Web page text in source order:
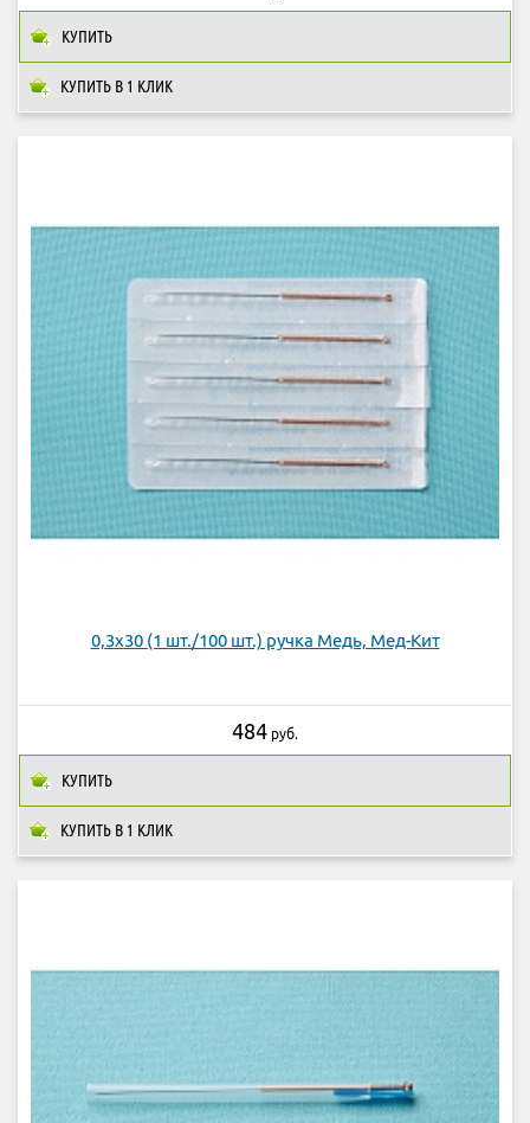
КУПИТЬ В 1 КЛИК
КУПИТЬ
0,3х30 (1 шт./100 шт.) ручка Медь, Мед-Кит
КУПИТЬ В 1 КЛИК
484 руб.
КУПИТЬ